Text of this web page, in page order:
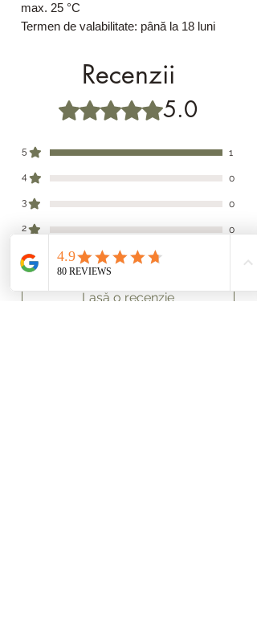
max. 25 °C
Termen de valabilitate: până la 18 luni
Recenzii
Evaluat(ă) cu 5 din 5 stele.
5.0
5 1
4 0
3 0
2 0
1
Lasă o recenzie